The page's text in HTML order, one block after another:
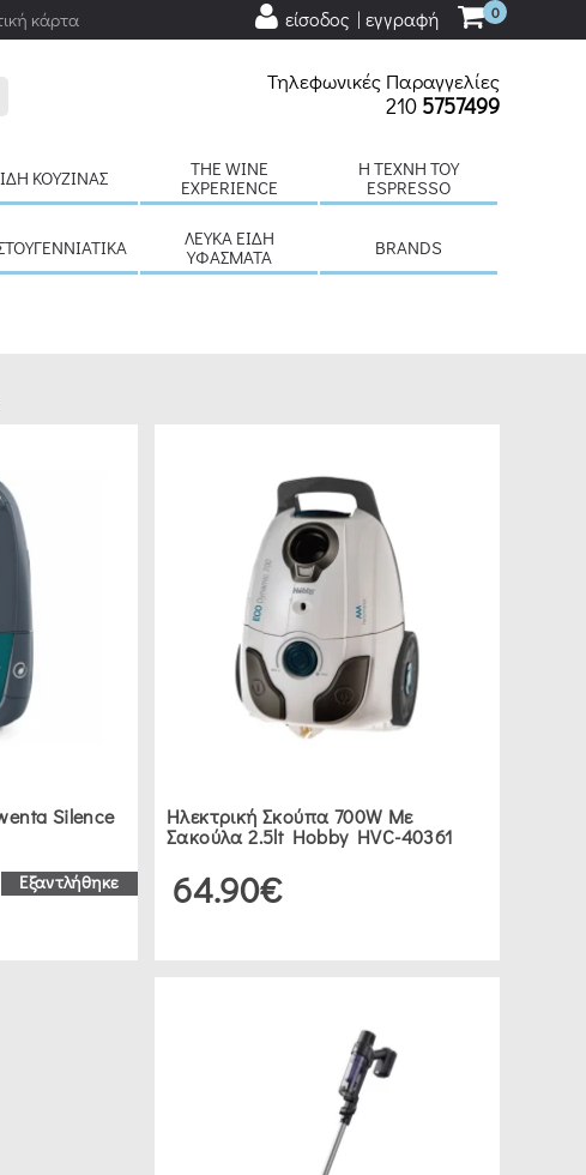
κάρτα 0
είσοδος | εγγραφή
Τηλεφωνικές Παραγγελίες
210 5757499
ΚΟΥΖΊΝΑΣ
THE WINE
EXPERIENCE
H ΤΈΧΝΗ ΤΟΥ
ESPRESSO
ΛΕΥΚΆ ΕΊΔΗ
ΥΦΆΣΜΑΤΑ
BRANDS
Silence
Εξαντλήθηκε
Ηλεκτρική Σκούπα 700W Με
Σακούλα 2.5lt Hobby HVC-40361
64.90€